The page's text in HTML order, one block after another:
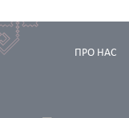
ПРО НАС